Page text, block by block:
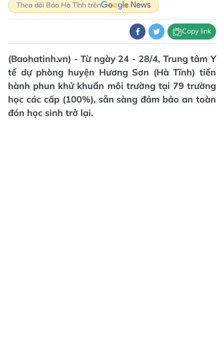
Theo dõi Báo Hà Tĩnh trên
Copy link
(Baohatinh.vn) - Từ ngày 24 - 28/4, Trung tâm Y
tế dự phòng huyện Hương Sơn (Hà Tĩnh) tiến
hành phun khử khuẩn môi trường tại 79 trường
học các cấp (100%), sẵn sàng đảm bảo an toàn
đón học sinh trở lại.